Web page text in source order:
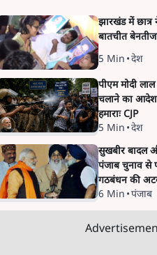
झारखंड में
बातचीत
5 Min •देश
पीएम मोदी
चलाने का आदेश
हमाराः CJP
5 Min •देश
सुखबीर बादल
पंजाब चुनाव से
गठबंधन की
6 Min •पंजाब